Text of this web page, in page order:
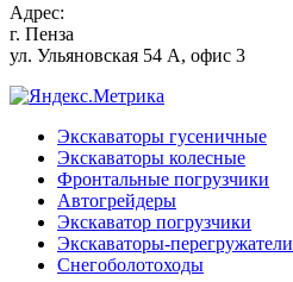
Адрес:
г. Пенза
ул. Ульяновская 54 А, офис 3
Экскаваторы гусеничные
Экскаваторы колесные
Фронтальные погрузчики
Автогрейдеры
Экскаватор погрузчики
Экскаваторы-перегружатели
Снегоболотоходы